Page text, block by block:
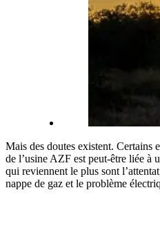
Mais des doutes existent. Certains
de l’usine AZF est peut-être liée à
qui reviennent le plus sont
nappe de gaz et le problème